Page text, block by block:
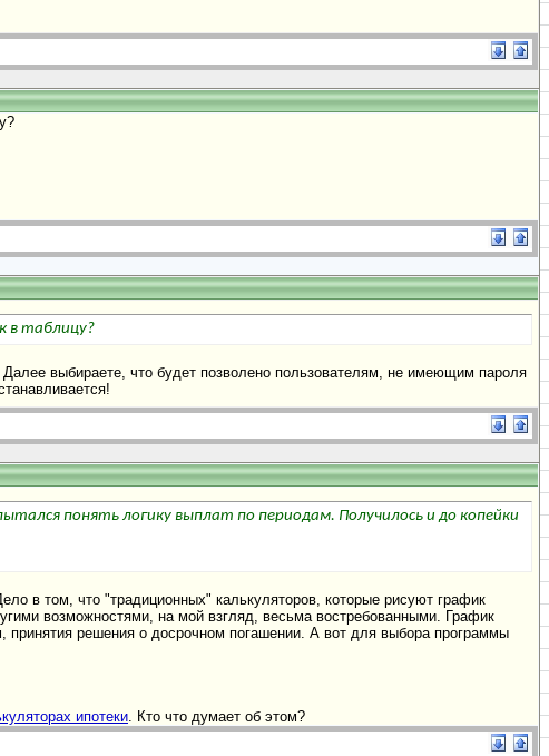
в таблицу?
выбираете, что будет позволено пользователям, не имеющим пароля
понять логику выплат по периодам. Получилось и до копейки
в том, что "традиционных" калькуляторов, которые рисуют график
возможностями, на мой взгляд, весьма востребованными. График
принятия решения о досрочном погашении. А вот для выбора программы
ипотеки. Кто что думает об этом?